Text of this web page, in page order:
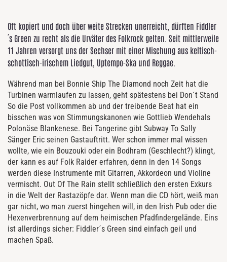
Oft kopiert und doch über weite Strecken unerreicht, dürften Fiddler
´s Green zu recht als die Urväter des Folkrock gelten. Seit mittlerweile
11 Jahren versorgt uns der Sechser mit einer Mischung aus keltisch-
schottisch-irischem Liedgut, Uptempo-Ska und Reggae.
Während man bei Bonnie Ship The Diamond noch Zeit hat die
Turbinen warmlaufen zu lassen, geht spätestens bei Don´t Stand
So die Post vollkommen ab und der treibende Beat hat ein
bisschen was von Stimmungskanonen wie Gottlieb Wendehals
Polonäse Blankenese. Bei Tangerine gibt Subway To Sally
Sänger Eric seinen Gastauftritt. Wer schon immer mal wissen
wollte, wie ein Bouzouki oder ein Bodhram (Geschlecht?) klingt,
der kann es auf Folk Raider erfahren, denn in den 14 Songs
werden diese Instrumente mit Gitarren, Akkordeon und Violine
vermischt. Out Of The Rain stellt schließlich den ersten Exkurs
in die Welt der Rastazöpfe dar. Wenn man die CD hört, weiß man
gar nicht, wo man zuerst hingehen will, in den Irish Pub oder die
Hexenverbrennung auf dem heimischen Pfadfindergelände. Eins
ist allerdings sicher: Fiddler´s Green sind einfach geil und
machen Spaß.